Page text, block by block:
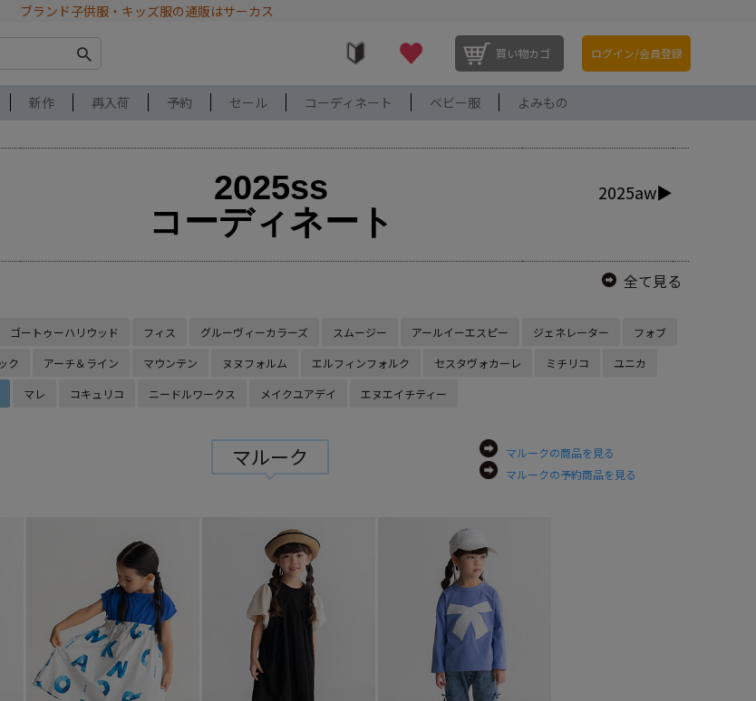
ブランド子供服・キッズ服の通販はサーカス
買い物カゴ ログイン/会員登録
新作 再入荷 予約 セール コーディネート ベビー服 よみもの
2025ss
コーディネート
2025aw▶
全て見る
ゴートゥーハリウッド フィス グルーヴィーカラーズ スムージー アールイーエスピー ジェネレーター
フォブ
ク アーチ＆ライン マウンテン ヌヌフォルム エルフィンフォルク セスタヴォカーレ ミチリコ
ユニカ
マレ コキュリコ ニードルワークス メイクユアデイ エヌエイチティー
マルーク
マルークの商品を見る
マルークの予約商品を見る